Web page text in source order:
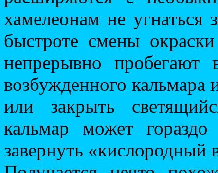
хамелеонам не
быстроте смены
непрерывно
возбужденного кальмара
или закрыть
кальмар может
завернуть «кислородный